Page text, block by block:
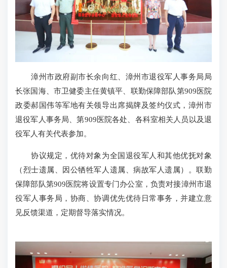
漳州市政府副市长余向红、漳州市退役军人事务局局
长张国海、市卫健委主任黄镇平、联勤保障部队第909医院
政委郝国伟等军地有关领导出席揭牌及签约仪式，漳州市
退役军人事务局、第909医院各处、各科室相关人员以及退
役军人有关代表参加。
协议规定，优待对象为全国退役军人和其他优抚对象
（烈士遗属、因公牺牲军人遗属、病故军人遗属）。联勤
保障部队第909医院将设置专门办公室，负责对接漳州市退
役军人事务局，协商、协调优先优待日常事务，并建立意
见反馈渠道，定期督导落实情况。